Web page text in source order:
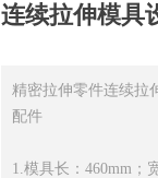
连续拉伸模具
精密拉伸零件连续拉
配件
1.模具长：460mm；